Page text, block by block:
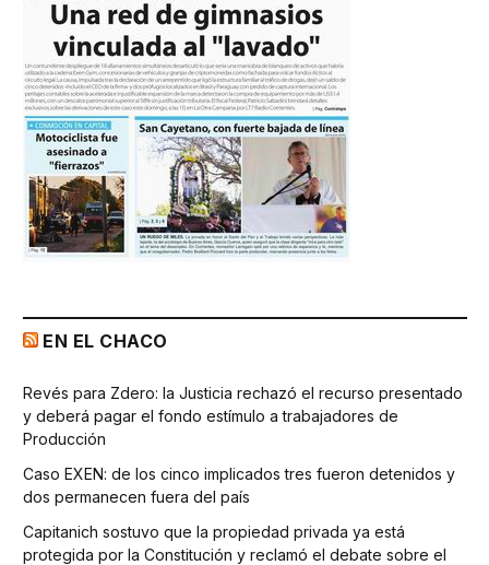
EN EL CHACO
Revés para Zdero: la Justicia rechazó el recurso presentado
y deberá pagar el fondo estímulo a trabajadores de
Producción
Caso EXEN: de los cinco implicados tres fueron detenidos y
dos permanecen fuera del país
Capitanich sostuvo que la propiedad privada ya está
protegida por la Constitución y reclamó el debate sobre el